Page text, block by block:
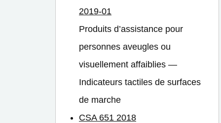
2019-01
Produits d’assistance pour
personnes aveugles ou
visuellement affaiblies —
Indicateurs tactiles de surfaces
de marche
CSA 651 2018